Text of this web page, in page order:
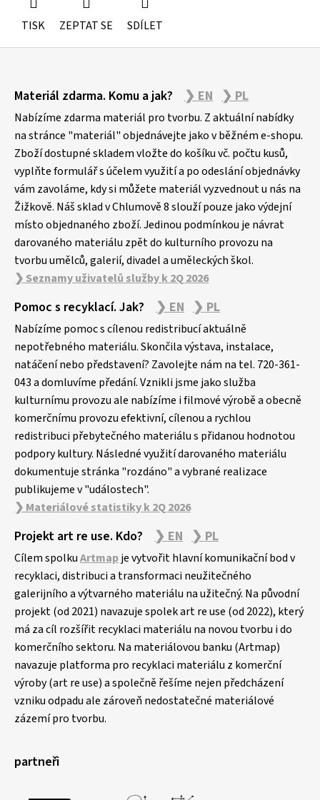
TISK ZEPTAT SE SDÍLET
Materiál zdarma. Komu a jak? ❯ EN ❯ PL
Nabízíme zdarma materiál pro tvorbu. Z aktuální nabídky
na stránce "materiál" objednávejte jako v běžném e-shopu.
Zboží dostupné skladem vložte do košíku vč. počtu kusů,
vyplňte formulář s účelem využití a po odeslání objednávky
vám zavoláme, kdy si můžete materiál vyzvednout u nás na
Žižkově. Náš sklad v Chlumově 8 slouží pouze jako výdejní
místo objednaného zboží. Jedinou podmínkou je návrat
darovaného materiálu zpět do kulturního provozu na
tvorbu umělců, galerií, divadel a uměleckých škol.
❯ Seznamy uživatelů služby k 2Q 2026
Pomoc s recyklací. Jak? ❯ EN ❯ PL
Nabízíme pomoc s cílenou redistribucí aktuálně
nepotřebného materiálu. Skončila výstava, instalace,
natáčení nebo představení? Zavolejte nám na tel. 720-361-
043 a domluvíme předání. Vznikli jsme jako služba
kulturnímu provozu ale nabízíme i filmové výrobě a obecně
komerčnímu provozu efektivní, cílenou a rychlou
redistribuci přebytečného materiálu s přidanou hodnotou
podpory kultury. Následné využití darovaného materiálu
dokumentuje stránka "rozdáno" a vybrané realizace
publikujeme v "událostech".
❯ Materiálové statistiky k 2Q 2026
Projekt art re use. Kdo? ❯ EN ❯ PL
Cílem spolkuArtmapje vytvořit hlavní komunikační bod v
recyklaci, distribuci a transformaci neužitečného
galerijního a výtvarného materiálu na užitečný. Na původní
projekt (od 2021) navazuje spolek art re use (od 2022), který
má za cíl rozšířit recyklaci materiálu na novou tvorbu i do
komerčního sektoru. Na materiálovou banku (Artmap)
navazuje platforma pro recyklaci materiálu z komerční
výroby (art re use) a společně řešíme nejen předcházení
vzniku odpadu ale zároveň nedostatečné materiálové
zázemí pro tvorbu.
partneři